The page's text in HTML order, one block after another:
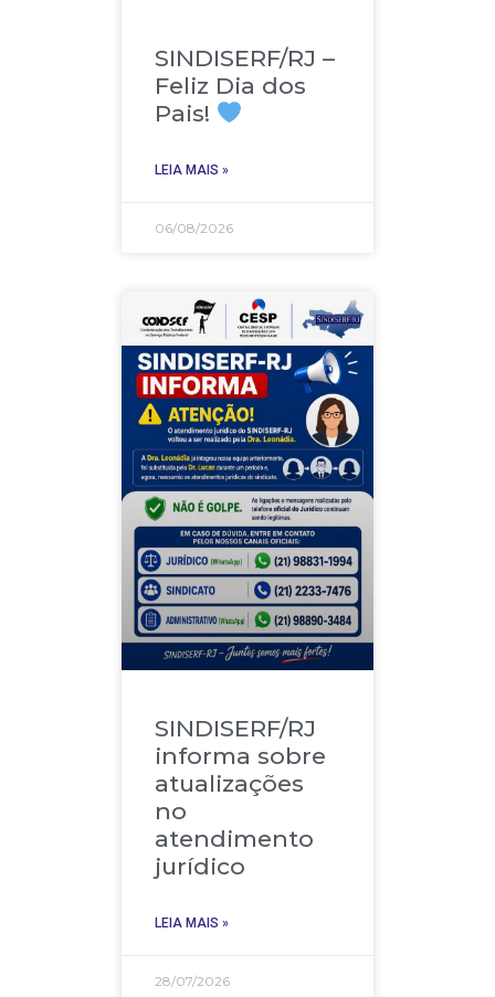
SINDISERF/RJ –
Feliz Dia dos
Pais!
LEIA MAIS »
06/08/2026
SINDISERF/RJ
informa sobre
atualizações
no
atendimento
jurídico
LEIA MAIS »
28/07/2026